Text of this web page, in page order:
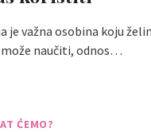
je važna osobina koju
naučiti, odnos…
ĆEMO?